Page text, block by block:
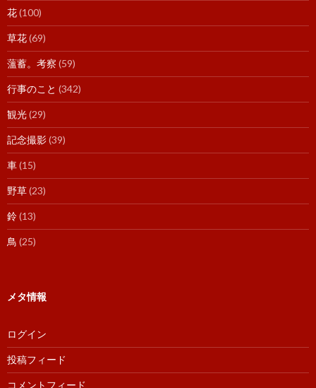
花(100)
草花(69)
薀蓄。考察 (59)
行事のこと (342)
観光(29)
記念撮影(39)
車(15)
野草(23)
鈴(13)
鳥 (25)
メタ情報
ログイン
投稿フィード
コメントフィード